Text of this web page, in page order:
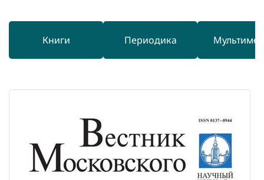
Книги Периодика